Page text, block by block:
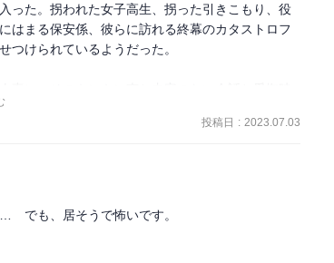
った。拐われた女子高生、拐った引きこもり、役
はまる保安係、彼らに訪れる終幕のカタストロフ
つけられているようだった。
な。
投稿日 : 2023.07.03
でも、居そうで怖いです。